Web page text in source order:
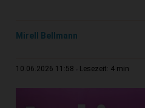
Mirell Bellmann
10.06.2026 11:58 Lesezeit: 4 min